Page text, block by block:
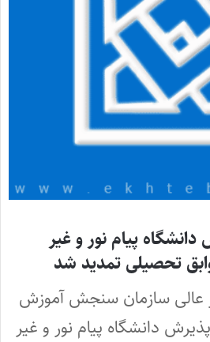
پیام نور و غیر
تحصیلی تمدید شد
عالی سازمان سنجش آموزش
دانشگاه پیام نور و غیر